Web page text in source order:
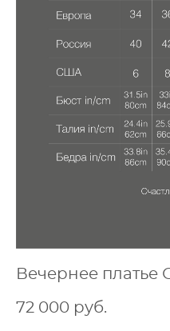
Вечернее платье
72 000 pуб.